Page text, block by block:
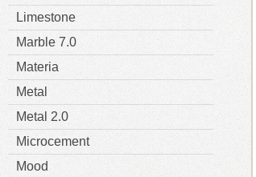
Limestone
Marble 7.0
Materia
Metal
Metal 2.0
Microcement
Mood